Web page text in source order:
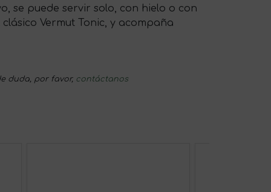
se puede servir solo, con hielo o con
Vermut Tonic, y acompaña
duda, por favor, contáctanos